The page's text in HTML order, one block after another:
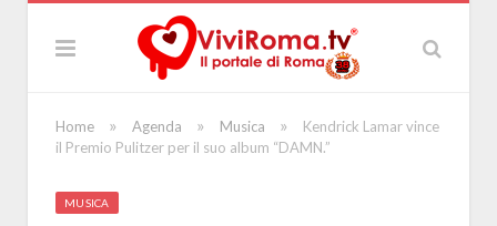
Home » Agenda » Musica »
Kendrick Lamar vince
il Premio Pulitzer per il suo album “DAMN.”
MUSICA